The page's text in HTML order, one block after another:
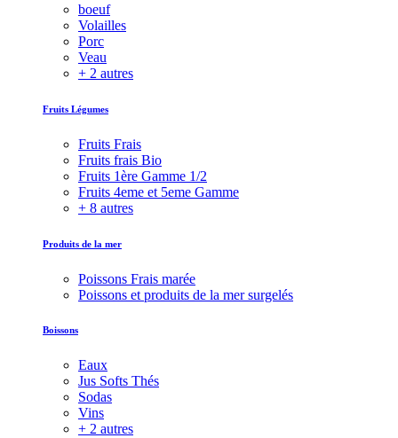
boeuf
Volailles
Porc
Veau
+ 2 autres
Fruits Légumes
Fruits Frais
Fruits frais Bio
Fruits 1ère Gamme 1/2
Fruits 4eme et 5eme Gamme
+ 8 autres
Produits de la mer
Poissons Frais marée
Poissons et produits de la mer surgelés
Boissons
Eaux
Jus Softs Thés
Sodas
Vins
+ 2 autres